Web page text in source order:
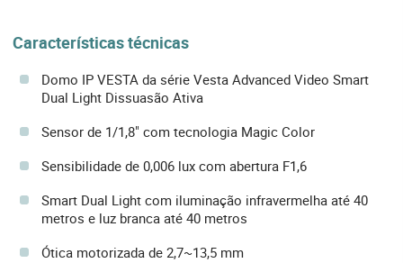
Características técnicas
Domo IP VESTA da série Vesta Advanced Video Smart
Dual Light Dissuasão Ativa
Sensor de 1/1,8" com tecnologia Magic Color
Sensibilidade de 0,006 lux com abertura F1,6
Smart Dual Light com iluminação infravermelha até 40
metros e luz branca até 40 metros
Ótica motorizada de 2,7~13,5 mm